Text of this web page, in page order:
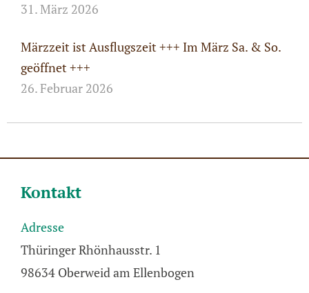
31. März 2026
Märzzeit ist Ausflugszeit +++ Im März Sa. & So.
geöffnet +++
26. Februar 2026
Kontakt
Adresse
Thüringer Rhönhausstr. 1
98634 Oberweid am Ellenbogen